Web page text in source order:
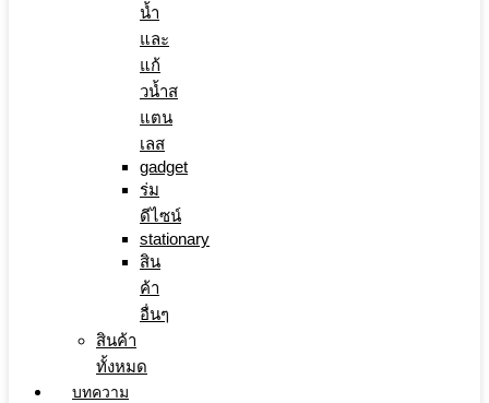
น้ำ
และ
แก้
วน้ำส
แตน
เลส
gadget
ร่ม
ดีไซน์
stationary
สิน
ค้า
อื่นๆ
สินค้า
ทั้งหมด
บทความ